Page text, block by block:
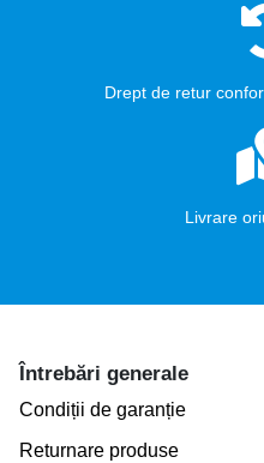
Drept de retur
Livrare
Întrebări generale
Condiții de garanție
Returnare produse